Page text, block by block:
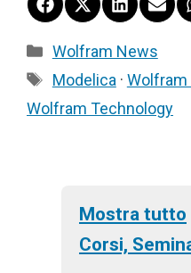
Share
on
Facebook
Share
on
X
(Twitter)
Share
on
LinkedIn
on
Categorie
Wolfram News
Tag
Modelica ·
Wolfram Technology
Mostra tutto
Corsi,